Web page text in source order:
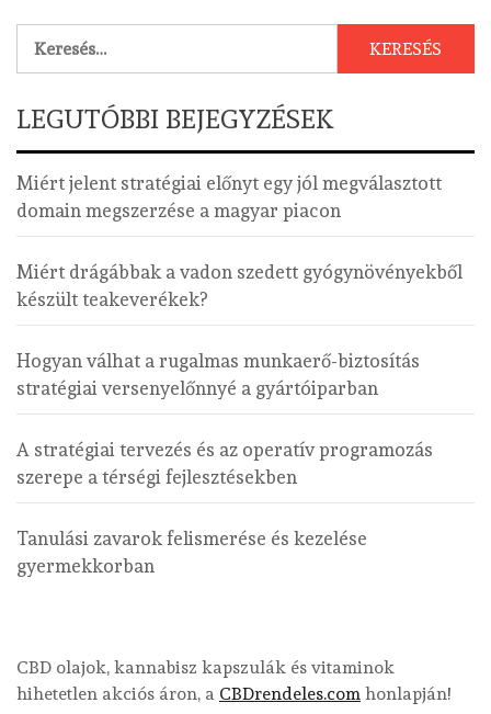
LEGUTÓBBI BEJEGYZÉSEK
Miért jelent stratégiai előnyt egy jól megválasztott
domain megszerzése a magyar piacon
Miért drágábbak a vadon szedett gyógynövényekből
készült teakeverékek?
Hogyan válhat a rugalmas munkaerő-biztosítás
stratégiai versenyelőnnyé a gyártóiparban
A stratégiai tervezés és az operatív programozás
szerepe a térségi fejlesztésekben
Tanulási zavarok felismerése és kezelése
gyermekkorban
CBD olajok, kannabisz kapszulák és vitaminok
hihetetlen akciós áron, a CBDrendeles.com honlapján!